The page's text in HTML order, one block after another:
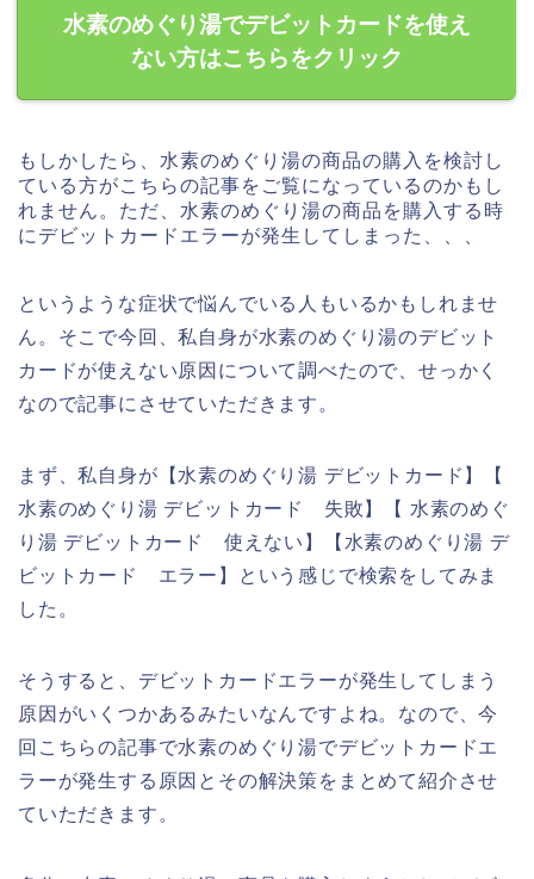
水素のめぐり湯でデビットカードを使え
ない方はこちらをクリック
もしかしたら、水素のめぐり湯の商品の購入を検討し
ている方がこちらの記事をご覧になっているのかもし
れません。ただ、水素のめぐり湯の商品を購入する時
にデビットカードエラーが発生してしまった、、、
というような症状で悩んでいる人もいるかもしれませ
ん。そこで今回、私自身が水素のめぐり湯のデビット
カードが使えない原因について調べたので、せっかく
なので記事にさせていただきます。
まず、私自身が【水素のめぐり湯 デビットカード】【
水素のめぐり湯 デビットカード 失敗】【 水素のめぐ
り湯 デビットカード 使えない】【水素のめぐり湯 デ
ビットカード エラー】という感じで検索をしてみま
した。
そうすると、デビットカードエラーが発生してしまう
原因がいくつかあるみたいなんですよね。なので、今
回こちらの記事で水素のめぐり湯でデビットカードエ
ラーが発生する原因とその解決策をまとめて紹介させ
ていただきます。